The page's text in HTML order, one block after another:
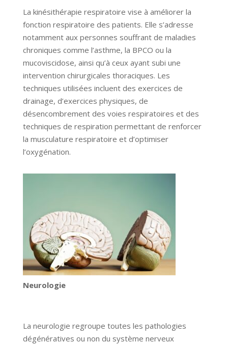
La kinésithérapie respiratoire vise à améliorer la
fonction respiratoire des patients. Elle s’adresse
notamment aux personnes souffrant de maladies
chroniques comme l’asthme, la BPCO ou la
mucoviscidose, ainsi qu’à ceux ayant subi une
intervention chirurgicales thoraciques. Les
techniques utilisées incluent des exercices de
drainage, d’exercices physiques, de
désencombrement des voies respiratoires et des
techniques de respiration permettant de renforcer
la musculature respiratoire et d’optimiser
l’oxygénation.
Neurologie
La neurologie regroupe toutes les pathologies
dégénératives ou non du système nerveux